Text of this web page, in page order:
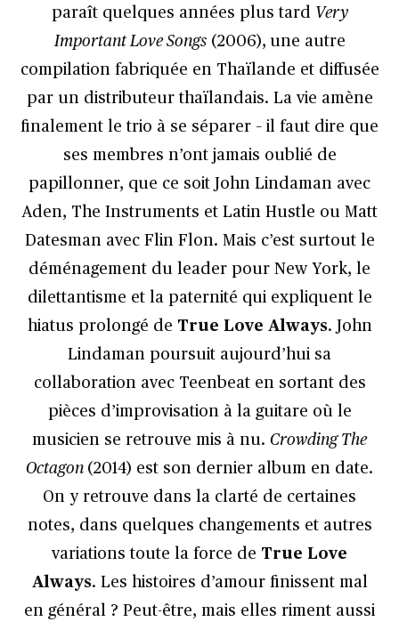
paraît quelques années plus tard
Very
Important Love Songs(2006), une autre
compilation fabriquée en Thaïlande et diffusée
par un distributeur thaïlandais. La vie amène
finalement le trio à se séparer – il faut dire que
ses membres n’ont jamais oublié de
papillonner, que ce soit John Lindaman avec
Aden, The Instruments et Latin Hustle ou Matt
Datesman avec Flin Flon. Mais c’est surtout le
déménagement du leader pour New York, le
dilettantisme et la paternité qui expliquent le
hiatus prolongé de True Love Always. John
Lindaman poursuit aujourd’hui sa
collaboration avec Teenbeat en sortant des
pièces d’improvisation à la guitare où le
musicien se retrouve mis à nu. Crowding The
Octagon (2014) est son dernier album en date.
On y retrouve dans la clarté de certaines
notes, dans quelques changements et autres
variations toute la force de True Love
Always. Les histoires d’amour finissent mal
en général ? Peut-être, mais elles riment aussi